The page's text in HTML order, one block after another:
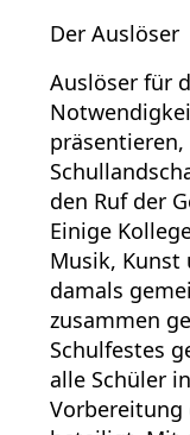
Der Auslöser
Auslöser für
den Ruf der
Einige
Musik, Kunst
damals
zusammen
Schulfestes
alle Schüler
Vorbereitung